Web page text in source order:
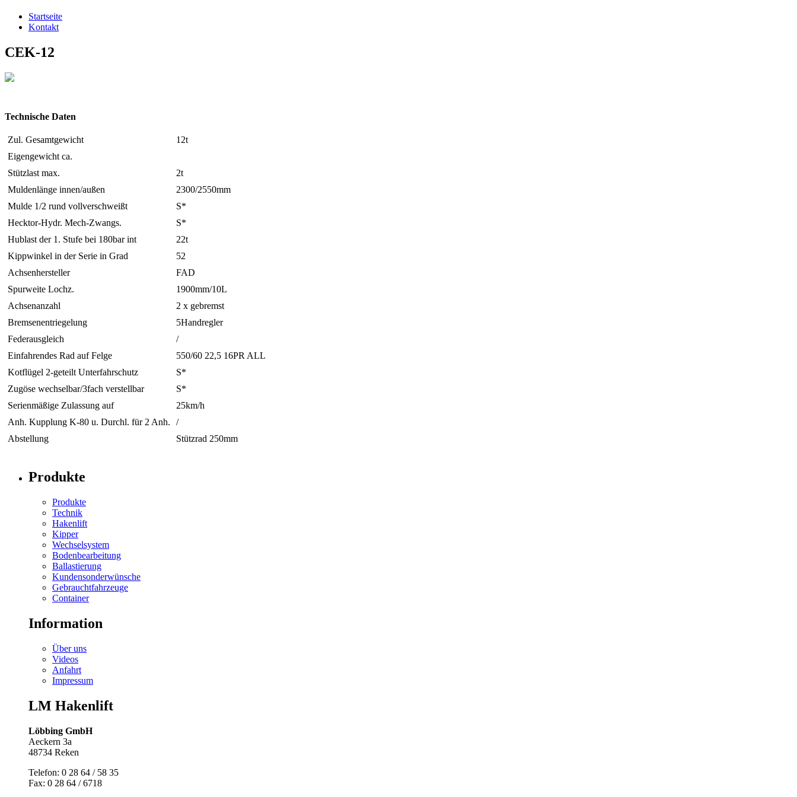
Startseite
Kontakt
CEK-12
Technische Daten
Zul. Gesamtgewicht
12t
Eigengewicht ca.
Stützlast max.
2t
Muldenlänge innen/außen
2300/2550mm
Mulde 1/2 rund vollverschweißt
S*
Hecktor-Hydr. Mech-Zwangs.
S*
Hublast der 1. Stufe bei 180bar int
22t
Kippwinkel in der Serie in Grad
52
Achsenhersteller
FAD
Spurweite Lochz.
1900mm/10L
Achsenanzahl
2 x gebremst
Bremsenentriegelung
5Handregler
Federausgleich
/
Einfahrendes Rad auf Felge
550/60 22,5 16PR ALL
Kotflügel 2-geteilt Unterfahrschutz
S*
Zugöse wechselbar/3fach verstellbar
S*
Serienmäßige Zulassung auf
25km/h
Anh. Kupplung K-80 u. Durchl. für 2 Anh.
/
Abstellung
Stützrad 250mm
Produkte
Produkte
Technik
Hakenlift
Kipper
Wechselsystem
Bodenbearbeitung
Ballastierung
Kundensonderwünsche
Gebrauchtfahrzeuge
Container
Information
Über uns
Videos
Anfahrt
Impressum
LM Hakenlift
Löbbing GmbH
Aeckern 3a
48734 Reken
Telefon: 0 28 64 / 58 35
Fax: 0 28 64 / 6718